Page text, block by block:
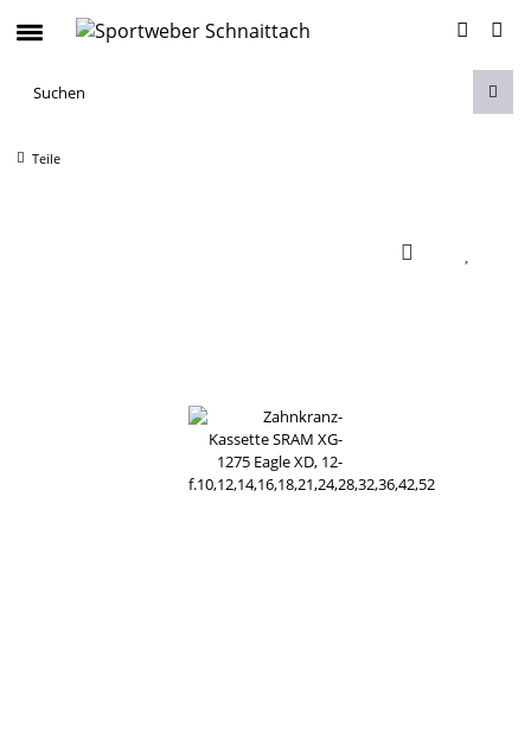
Teile